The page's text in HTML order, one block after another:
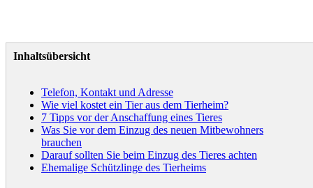
Inhaltsübersicht
Telefon, Kontakt und Adresse
Wie viel kostet ein Tier aus dem Tierheim?
7 Tipps vor der Anschaffung eines Tieres
Was Sie vor dem Einzug des neuen Mitbewohners
brauchen
Darauf sollten Sie beim Einzug des Tieres achten
Ehemalige Schützlinge des Tierheims